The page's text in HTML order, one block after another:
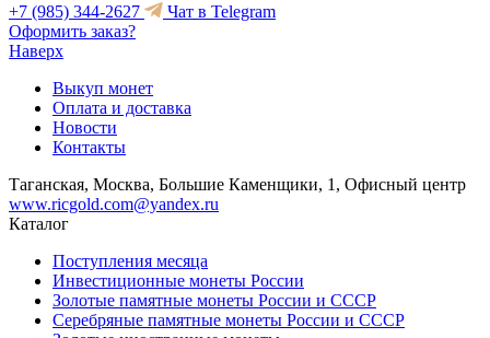
+7 (985) 344-2627
Чат в Telegram
Оформить заказ?
Наверх
Выкуп монет
Оплата и доставка
Новости
Контакты
Таганская, Москва, Большие Каменщики, 1, Офисный центр
www.ricgold.com@yandex.ru
Каталог
Поступления месяца
Инвестиционные монеты России
Золотые памятные монеты России и СССР
Серебряные памятные монеты России и СССР